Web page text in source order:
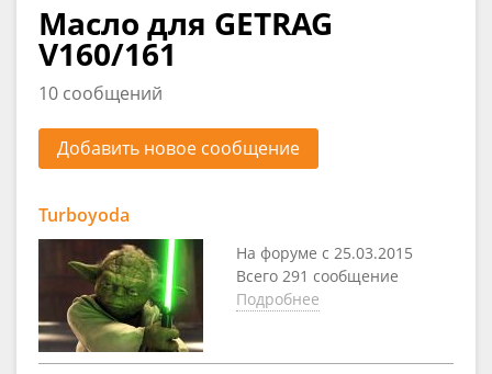
Масло для GETRAG
V160/161
10 сообщений
Добавить новое сообщение
Turboyoda
На форуме с 25.03.2015
Всего 291 сообщение
Подробнее